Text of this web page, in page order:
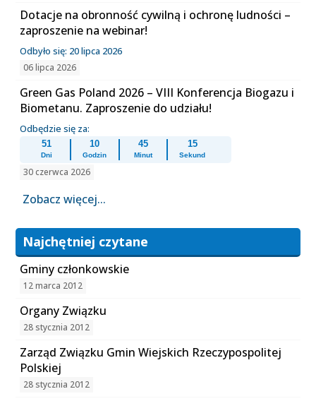
Dotacje na obronność cywilną i ochronę ludności –
zaproszenie na webinar!
Odbyło się: 20 lipca 2026
06 lipca 2026
Green Gas Poland 2026 – VIII Konferencja Biogazu i
Biometanu. Zaproszenie do udziału!
Odbędzie się za:
51
Dni
10
Godzin
45
Minut
14
Sekund
30 czerwca 2026
Zobacz więcej...
Najchętniej czytane
Gminy członkowskie
12 marca 2012
Organy Związku
28 stycznia 2012
Zarząd Związku Gmin Wiejskich Rzeczypospolitej
Polskiej
28 stycznia 2012